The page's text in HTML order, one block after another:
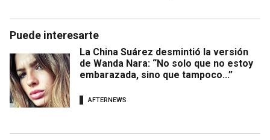
Puede interesarte
La China Suárez desmintió la versión
de Wanda Nara: “No solo que no estoy
embarazada, sino que tampoco...”
AFTERNEWS